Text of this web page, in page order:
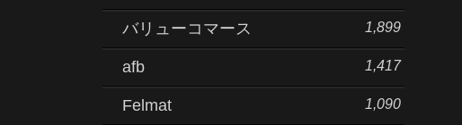
バリューコマース 1,899
afb 1,417
Felmat 1,090